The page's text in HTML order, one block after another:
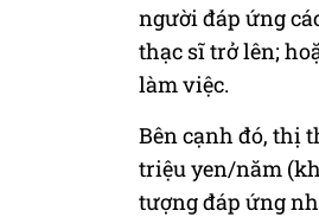
người đáp ứng
thạc sĩ trở lên;
làm việc.
Bên cạnh đó, thị
triệu yen/năm
tượng đáp ứng